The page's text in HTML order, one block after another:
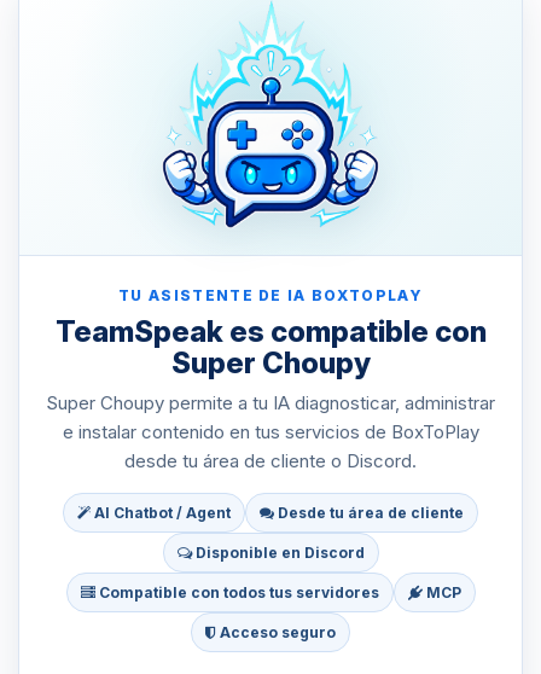
TU ASISTENTE DE IA BOXTOPLAY
TeamSpeak es compatible con
Super Choupy
Super Choupy permite a tu IA diagnosticar, administrar
e instalar contenido en tus servicios de BoxToPlay
desde tu área de cliente o Discord.
AI Chatbot / Agent Desde tu área de cliente
Disponible en Discord
Compatible con todos tus servidores MCP
Acceso seguro